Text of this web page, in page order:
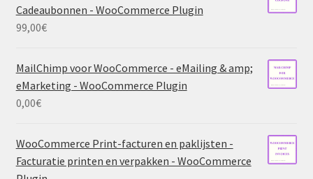
Cadeaubonnen - WooCommerce Plugin
99,00€
MailChimp voor WooCommerce - eMailing & amp;
eMarketing - WooCommerce Plugin
0,00€
WooCommerce Print-facturen en paklijsten -
Facturatie printen en verpakken - WooCommerce